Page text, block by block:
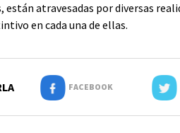
atravesadas por diversas
en cada una de ellas.
FACEBOOK